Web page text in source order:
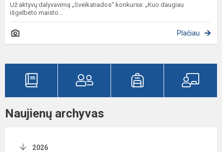
Už aktyvų dalyvavimą „Sveikatiados“ konkurse: „Kuo daugiau
išgelbėto maisto...
Plačiau
Naujienų archyvas
2026